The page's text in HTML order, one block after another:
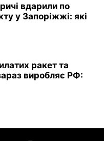
вдарили по
у Запоріжжі: які
ракет та
виробляє РФ: